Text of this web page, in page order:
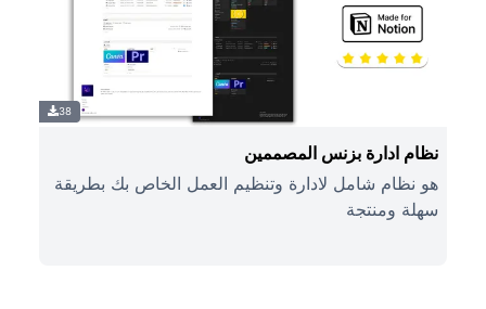
38
نظام ادارة بزنس المصممين
هو نظام شامل لادارة وتنظيم العمل الخاص بك بطريقة
سهلة ومنتجة